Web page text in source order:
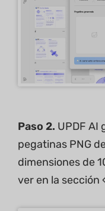
Paso 2. UPDF AI
pegatinas PNG
dimensiones de
ver en la sección